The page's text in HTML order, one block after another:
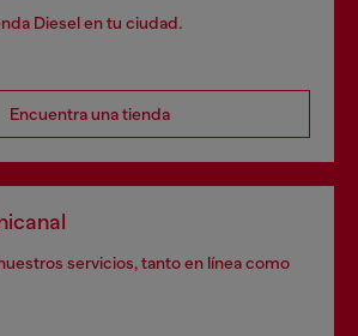
Diesel en tu ciudad.
Encuentra una tienda
servicios, tanto en línea como